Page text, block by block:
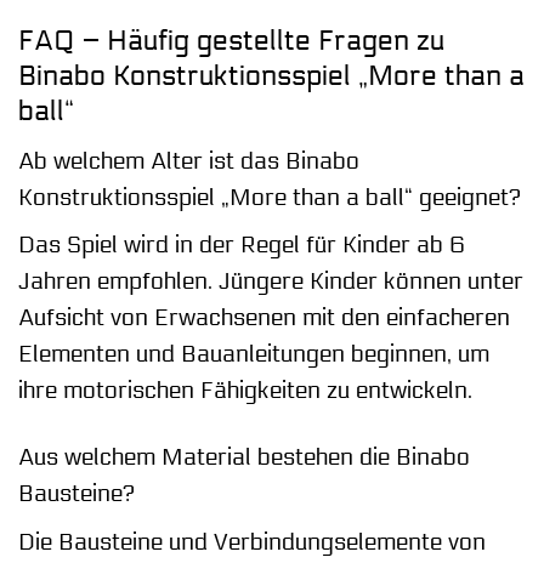
FAQ – Häufig gestellte Fragen zu
Binabo Konstruktionsspiel „More than a
ball“
Ab welchem Alter ist das Binabo
Konstruktionsspiel „More than a ball“ geeignet?
Das Spiel wird in der Regel für Kinder ab 6
Jahren empfohlen. Jüngere Kinder können unter
Aufsicht von Erwachsenen mit den einfacheren
Elementen und Bauanleitungen beginnen, um
ihre motorischen Fähigkeiten zu entwickeln.
Aus welchem Material bestehen die Binabo
Bausteine?
Die Bausteine und Verbindungselemente von